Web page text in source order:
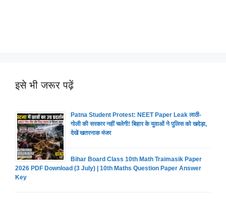
इसे भी जरूर पढ़ें
Patna Student Protest: NEET Paper Leak लाठी-
गोली की सरकार नहीं चलेगी! बिहार के युवाओं ने पुलिस को खदेड़ा,
देखें खतरनाक मंजर
Bihar Board Class 10th Math Traimasik Paper
2026 PDF Download (3 July) | 10th Maths Question Paper Answer
Key